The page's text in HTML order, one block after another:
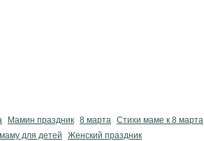
Мамин праздник 8 марта Стихи маме к 8 марта
для детей
Женский праздник